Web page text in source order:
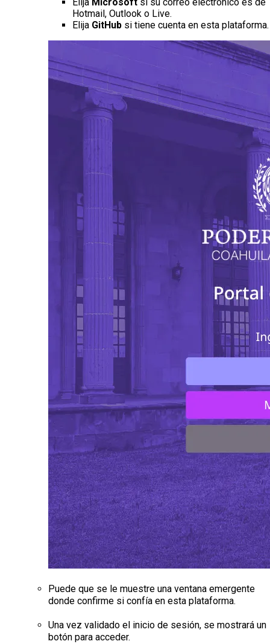
Hotmail, Outlook o Live.
Elija GitHub si tiene cuenta en esta plataforma.
Puede que se le muestre una ventana emergente
donde confirme si confía en esta plataforma.
Una vez validado el inicio de sesión, se mostrará un
botón para acceder.